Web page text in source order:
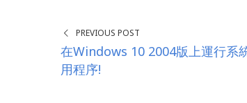
PREVIOUS POST
在Windows 10 2004版上運行系
用程序!